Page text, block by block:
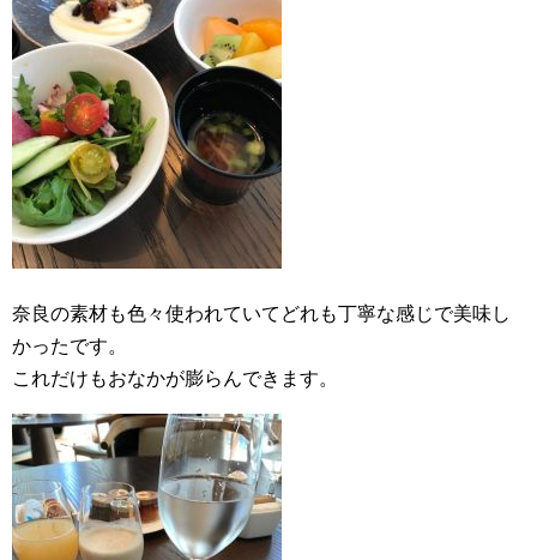
奈良の素材も色々使われていてどれも丁寧な感じで美味し
かったです。
これだけもおなかが膨らんできます。